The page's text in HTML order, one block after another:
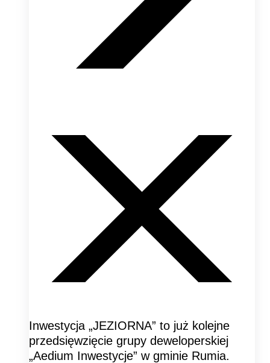
Inwestycja „JEZIORNA” to już kolejne
przedsięwzięcie grupy deweloperskiej
„Aedium Inwestycje” w gminie Rumia.